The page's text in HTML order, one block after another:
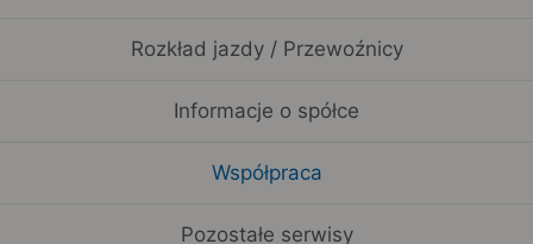
Rozkład jazdy / Przewoźnicy
Informacje o spółce
Współpraca
Pozostałe serwisy